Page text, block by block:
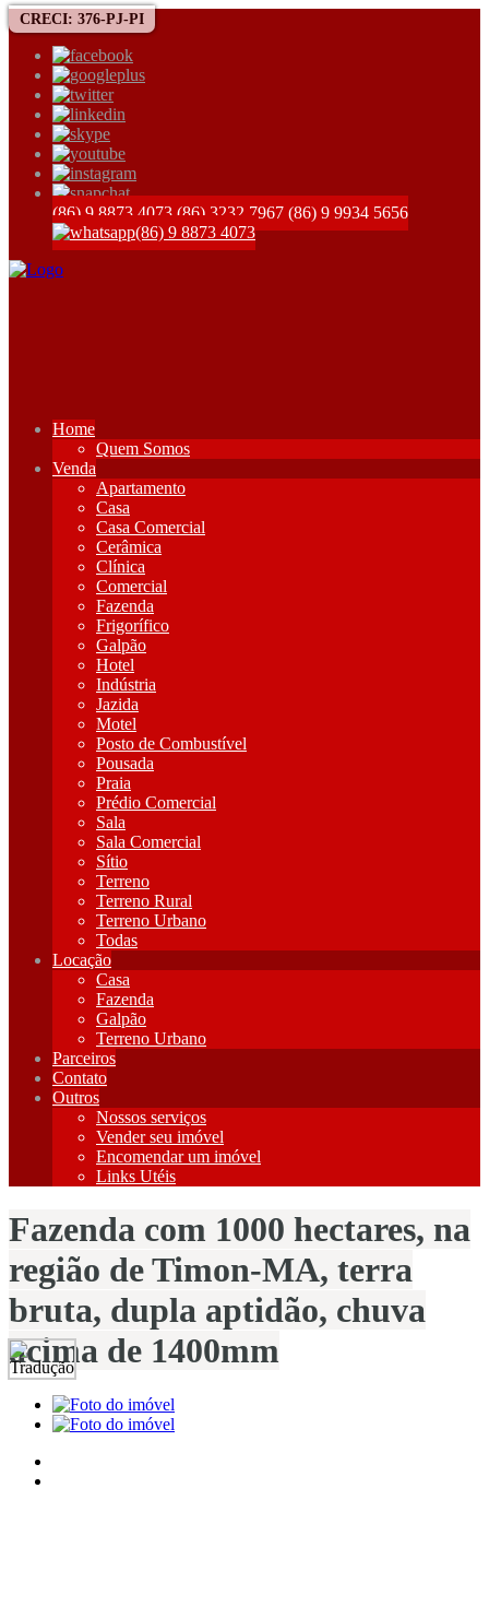
CRECI: 376-PJ-PI
(86) 9 8873 4073 (86) 3232 7967 (86) 9 9934 5656
(86) 9 8873 4073
Home
Quem Somos
Venda
Apartamento
Casa
Casa Comercial
Cerâmica
Clínica
Comercial
Fazenda
Frigorífico
Galpão
Hotel
Indústria
Jazida
Motel
Posto de Combustível
Pousada
Praia
Prédio Comercial
Sala
Sala Comercial
Sítio
Terreno
Terreno Rural
Terreno Urbano
Todas
Locação
Casa
Fazenda
Galpão
Terreno Urbano
Parceiros
Contato
Outros
Nossos serviços
Vender seu imóvel
Encomendar um imóvel
Links Utéis
Fazenda com 1000 hectares, na
região de Timon-MA, terra
bruta, dupla aptidão, chuva
acima de 1400mm